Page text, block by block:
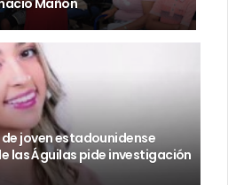
Mañón
de joven estadounidense
las Águilas pide investigación